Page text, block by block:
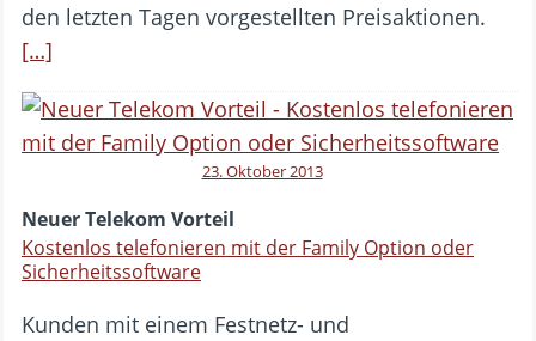
den letzten Tagen vorgestellten Preisaktionen.
[…]
23. Oktober 2013
Neuer Telekom Vorteil
Kostenlos telefonieren mit der Family Option oder
Sicherheitssoftware
Kunden mit einem Festnetz- und